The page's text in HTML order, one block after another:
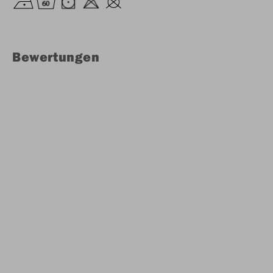
Bewertungen